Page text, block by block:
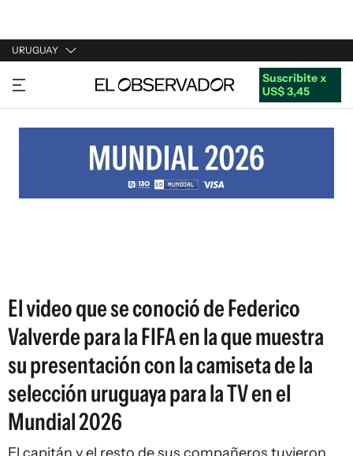
URUGUAY
URUGUAY
ARGENTINA
ESTADOS UNIDOS
Suscribite x
US$ 3,45
El video que se conoció de Federico
Valverde para la FIFA en la que muestra
su presentación con la camiseta de la
selección uruguaya para la TV en el
Mundial 2026